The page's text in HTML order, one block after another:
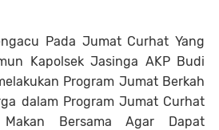
Pada Jumat Curhat Yang
Kapolsek Jasinga AKP Budi
Program Jumat Berkah
dalam Program Jumat Curhat
Bersama Agar Dapat